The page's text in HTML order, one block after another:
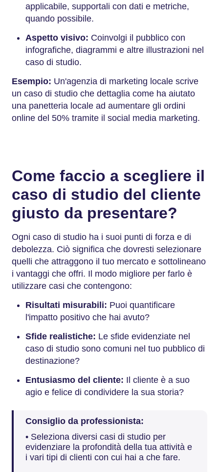
applicabile, supportali con dati e metriche,
quando possibile.
Aspetto visivo: Coinvolgi il pubblico con
infografiche, diagrammi e altre illustrazioni nel
caso di studio.
Esempio: Un'agenzia di marketing locale scrive
un caso di studio che dettaglia come ha aiutato
una panetteria locale ad aumentare gli ordini
online del 50% tramite il social media marketing.
Come faccio a scegliere il
caso di studio del cliente
giusto da presentare?
Ogni caso di studio ha i suoi punti di forza e di
debolezza. Ciò significa che dovresti selezionare
quelli che attraggono il tuo mercato e sottolineano
i vantaggi che offri. Il modo migliore per farlo è
utilizzare casi che contengono:
Risultati misurabili: Puoi quantificare
l'impatto positivo che hai avuto?
Sfide realistiche: Le sfide evidenziate nel
caso di studio sono comuni nel tuo pubblico di
destinazione?
Entusiasmo del cliente: Il cliente è a suo
agio e felice di condividere la sua storia?
Consiglio da professionista:
• Seleziona diversi casi di studio per
evidenziare la profondità della tua attività e
i vari tipi di clienti con cui hai a che fare.